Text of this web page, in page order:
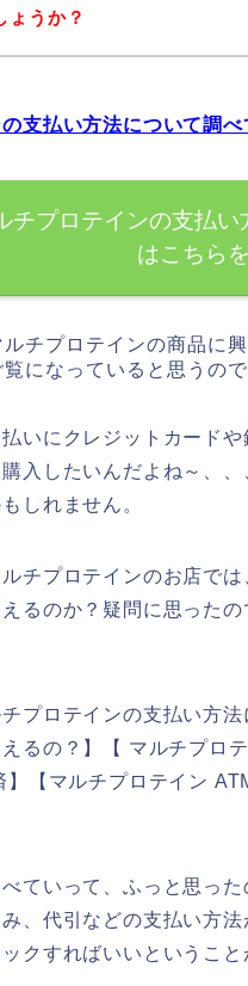
ょうか？
支払い方法について調
チプロテインの支払
はこちら
チプロテインの商品に
になっていると思うの
いにクレジットカード
入したいんだよね～、
しれません。
チプロテインのお店で
るのか？疑問に思った
プロテインの支払い方
るの？】【 マルチプロ
】【マルチプロテイン
ていって、ふっと思っ
、代引などの支払い方
クすればいいということ